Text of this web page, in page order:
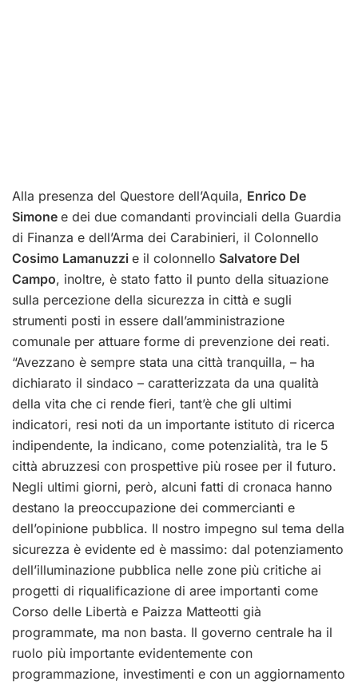
Alla presenza del Questore dell’Aquila, Enrico De
Simone e dei due comandanti provinciali della Guardia
di Finanza e dell’Arma dei Carabinieri, il Colonnello
Cosimo Lamanuzzi e il colonnello Salvatore Del
Campo, inoltre, è stato fatto il punto della situazione
sulla percezione della sicurezza in città e sugli
strumenti posti in essere dall’amministrazione
comunale per attuare forme di prevenzione dei reati.
“Avezzano è sempre stata una città tranquilla, – ha
dichiarato il sindaco – caratterizzata da una qualità
della vita che ci rende fieri, tant’è che gli ultimi
indicatori, resi noti da un importante istituto di ricerca
indipendente, la indicano, come potenzialità, tra le 5
città abruzzesi con prospettive più rosee per il futuro.
Negli ultimi giorni, però, alcuni fatti di cronaca hanno
destano la preoccupazione dei commercianti e
dell’opinione pubblica. Il nostro impegno sul tema della
sicurezza è evidente ed è massimo: dal potenziamento
dell’illuminazione pubblica nelle zone più critiche ai
progetti di riqualificazione di aree importanti come
Corso delle Libertà e Paizza Matteotti già
programmate, ma non basta. Il governo centrale ha il
ruolo più importante evidentemente con
programmazione, investimenti e con un aggiornamento